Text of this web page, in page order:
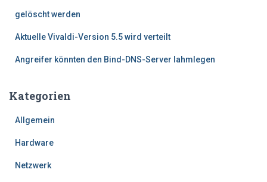
gelöscht werden
Aktuelle Vivaldi-Version 5.5 wird verteilt
Angreifer könnten den Bind-DNS-Server lahmlegen
Kategorien
Allgemein
Hardware
Netzwerk